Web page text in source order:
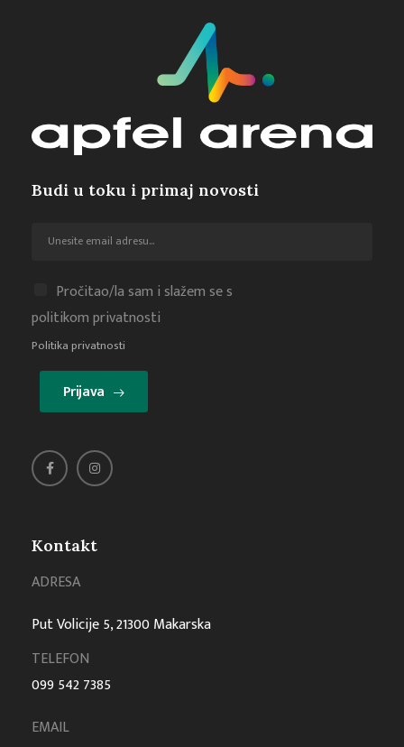
Kontakt
ADRESA
Put Volicije 5, 21300 Makarska
TELEFON
099 542 7385
EMAIL
Budi u toku i primaj novosti
Pročitao/la sam i slažem se s
politikom privatnosti
Politika privatnosti
Prijava